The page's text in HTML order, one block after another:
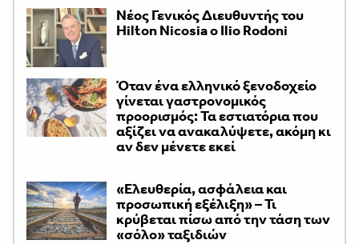
Νέος Γενικός Διευθυντής του
Hilton Nicosia ο Ilio Rodoni
Όταν ένα ελληνικό ξενοδοχείο
γίνεται γαστρονομικός
προορισμός: Τα εστιατόρια που
αξίζει να ανακαλύψετε, ακόμη κι
αν δεν μένετε εκεί
«Ελευθερία, ασφάλεια και
προσωπική εξέλιξη» – Τι
κρύβεται πίσω από την τάση των
«σόλο» ταξιδιών